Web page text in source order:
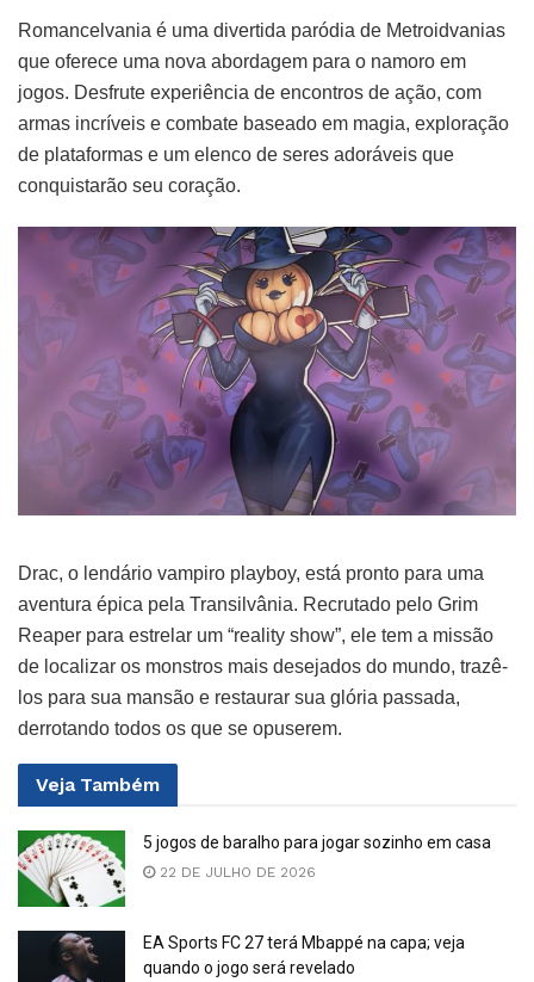
Romancelvania é uma divertida paródia de Metroidvanias
que oferece uma nova abordagem para o namoro em
jogos. Desfrute experiência de encontros de ação, com
armas incríveis e combate baseado em magia, exploração
de plataformas e um elenco de seres adoráveis que
conquistarão seu coração.
Drac, o lendário vampiro playboy, está pronto para uma
aventura épica pela Transilvânia. Recrutado pelo Grim
Reaper para estrelar um “reality show”, ele tem a missão
de localizar os monstros mais desejados do mundo, trazê-
los para sua mansão e restaurar sua glória passada,
derrotando todos os que se opuserem.
Veja Também
5 jogos de baralho para jogar sozinho em casa
22 DE JULHO DE 2026
EA Sports FC 27 terá Mbappé na capa; veja
quando o jogo será revelado